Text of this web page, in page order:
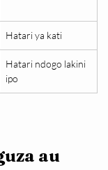
Hatari ya kati
Hatari ndogo lakini
ipo
au